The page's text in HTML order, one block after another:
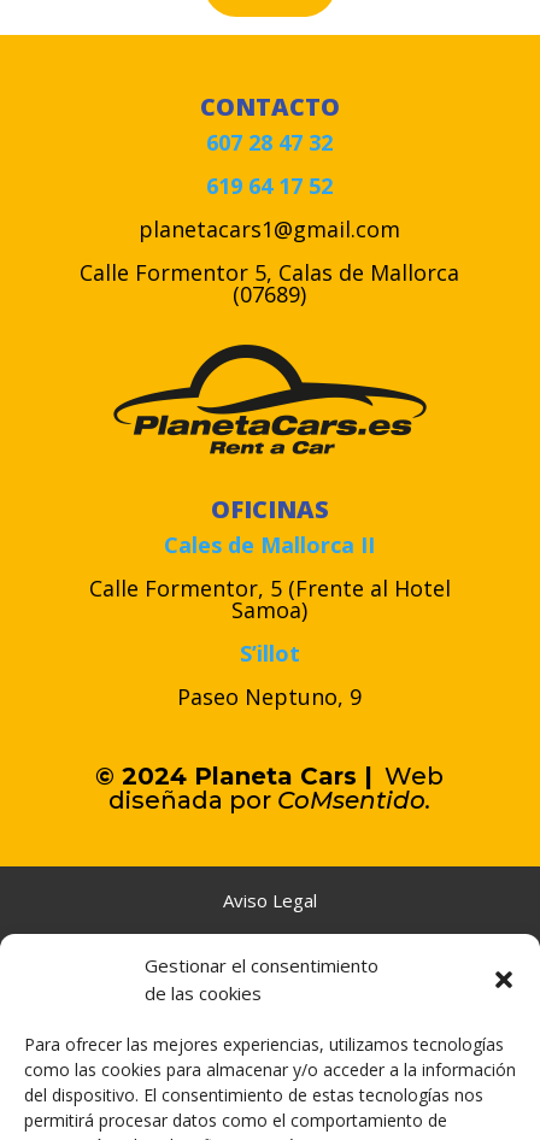
Gestionar el consentimiento
de las cookies
Para ofrecer las mejores experiencias, utilizamos tecnologías
como las cookies para almacenar y/o acceder a la información
del dispositivo. El consentimiento de estas tecnologías nos
permitirá procesar datos como el comportamiento de
CONTACTO
607 28 47 32
619 64 17 52
planetacars1@gmail.com
Calle Formentor 5, Calas de Mallorca
(07689)
OFICINAS
Cales de Mallorca II
Calle Formentor, 5 (Frente al Hotel
Samoa)
S’illot
Paseo Neptuno, 9
© 2024 Planeta Cars | Web
diseñada porCoMsentido.
Aviso Legal
Política de Cookies
Política de Privacidad
Declaración de Accesibilidad